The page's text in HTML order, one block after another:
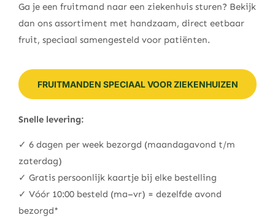
Ga je een fruitmand naar een ziekenhuis sturen? Bekijk
dan ons assortiment met handzaam, direct eetbaar
fruit, speciaal samengesteld voor patiënten.
FRUITMANDEN SPECIAAL VOOR ZIEKENHUIZEN
Snelle levering:
✓ 6 dagen per week bezorgd (maandagavond t/m
zaterdag)
✓ Gratis persoonlijk kaartje bij elke bestelling
✓ Vóór 10:00 besteld (ma–vr) = dezelfde avond
bezorgd*